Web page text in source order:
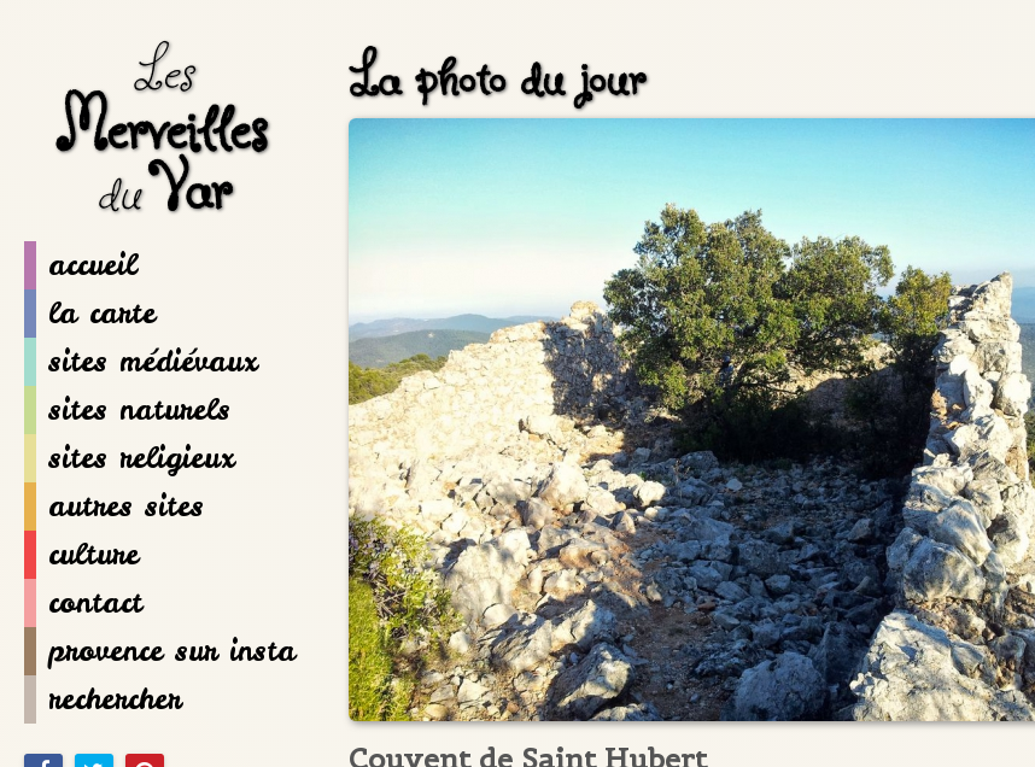
Les
Merveilles
duVar
accueil
la carte
sites médiévaux
sites naturels
sites religieux
autres sites
culture
contact
provence sur insta
rechercher
La photo du jour
Couvent de Saint Hubert